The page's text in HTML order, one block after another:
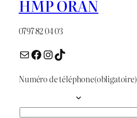
HMP ORAN
0797 82 04 03
E-mail Facebook InstagramTikTok
Numéro de téléphone(obligatoire)